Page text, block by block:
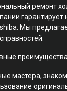
ремонт
Мы
мастера,